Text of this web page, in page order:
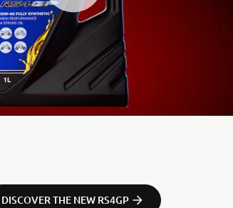
DISCOVER THE NEW RS4GP